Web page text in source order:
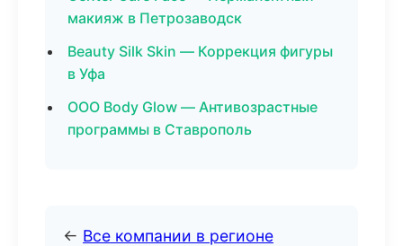
макияж в Петрозаводск
Beauty Silk Skin — Коррекция фигуры
в Уфа
ООО Body Glow — Антивозрастные
программы в Ставрополь
← Все компании в регионе